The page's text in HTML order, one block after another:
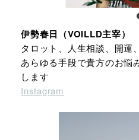
伊勢春日（VOILLD主宰）
タロット、人生相談、開運
あらゆる手段で貴方のお悩
します
Instagram